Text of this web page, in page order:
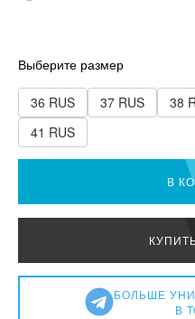
Выберите размер
36 RUS 37 RUS 38
41 RUS
В
БОЛЬШЕ
В